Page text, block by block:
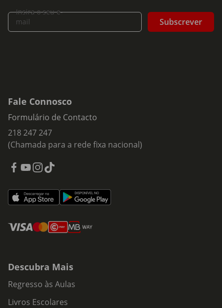
Insira o seu e-
mail
Subscrever
Fale Connosco
Formulário de Contacto
218 247 247
(Chamada para a rede fixa nacional)
Descubra Mais
Regresso às Aulas
Livros Escolares